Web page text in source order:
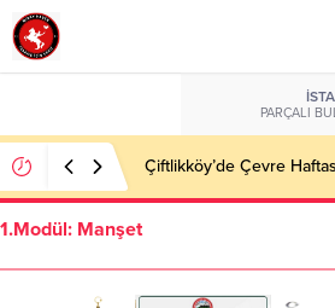
PARÇALI
Çiftlikköy’de Çevre
1.Modül: Manşet